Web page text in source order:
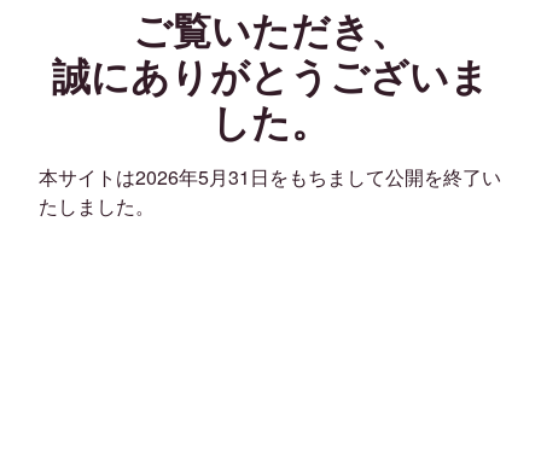
ご覧いただき、
誠にありがとうございま
した。
本サイトは2026年5月31日をもちまして公開を終了い
たしました。